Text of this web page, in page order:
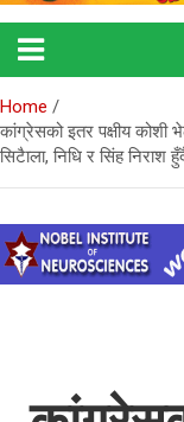
Home
कांग्रेसको इतर पक्षीय कोशी
सिटैाला, निधि र सिंह निराश